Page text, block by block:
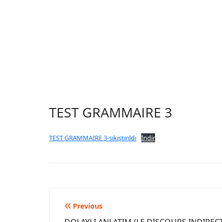
TEST GRAMMAIRE 3
TEST GRAMMAIRE 3-sıkıştırıldı İndir
Yazı
Previous